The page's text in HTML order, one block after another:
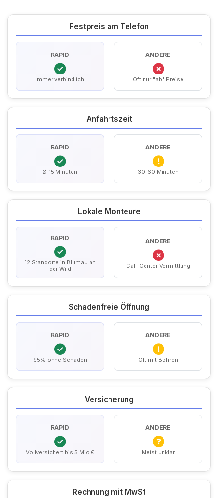
Festpreis am Telefon
RAPID
Immer verbindlich
ANDERE
Oft nur "ab" Preise
Anfahrtszeit
RAPID
Ø 15 Minuten
ANDERE
30-60 Minuten
Lokale Monteure
RAPID
12 Standorte in Blumau an
der Wild
ANDERE
Call-Center Vermittlung
Schadenfreie Öffnung
RAPID
95% ohne Schäden
ANDERE
Oft mit Bohren
Versicherung
RAPID
Vollversichert bis 5 Mio €
ANDERE
Meist unklar
Rechnung mit MwSt